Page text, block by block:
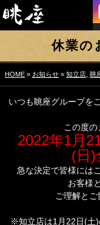
休業の
HOME » お知らせ » 知立店 眺
いつも眺座グループを
この度
2022年1月
(日)
急な決定で皆様には
お客様
ご理解とご
※知立店は1月22日(土)